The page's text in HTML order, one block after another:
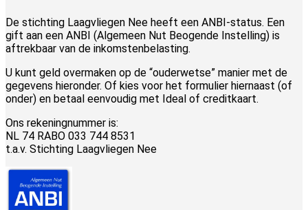
De stichting Laagvliegen Nee heeft een ANBI-status. Een
gift aan een ANBI (Algemeen Nut Beogende Instelling) is
aftrekbaar van de inkomstenbelasting.
U kunt geld overmaken op de “ouderwetse” manier met de
gegevens hieronder. Of kies voor het formulier hiernaast (of
onder) en betaal eenvoudig met Ideal of creditkaart.
Ons rekeningnummer is:
NL 74 RABO 033 744 8531
t.a.v. Stichting Laagvliegen Nee